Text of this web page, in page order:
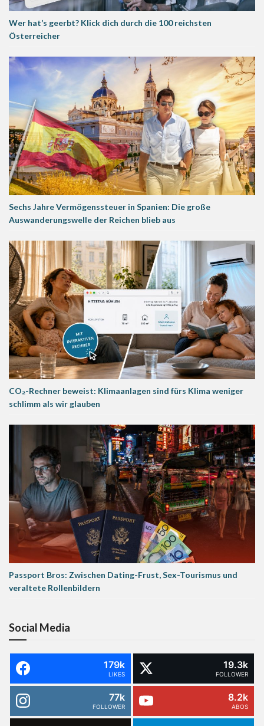
Wer hat’s geerbt? Klick dich durch die 100 reichsten
Österreicher
Sechs Jahre Vermögenssteuer in Spanien: Die große
Auswanderungswelle der Reichen blieb aus
CO₂-Rechner beweist: Klimaanlagen sind fürs Klima weniger
schlimm als wir glauben
Passport Bros: Zwischen Dating-Frust, Sex-Tourismus und
veraltete Rollenbildern
Social Media
179k
LIKES
19.3k
FOLLOWER
77k
FOLLOWER
8.2k
ABOS